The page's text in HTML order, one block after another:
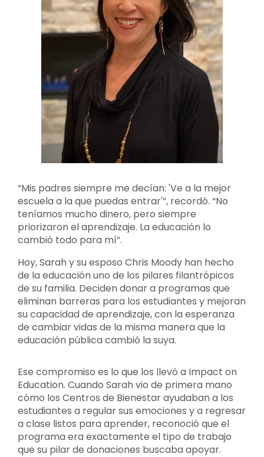
“Mis padres siempre me decían: 'Ve a la mejor
escuela a la que puedas entrar'”, recordó. “No
teníamos mucho dinero, pero siempre
priorizaron el aprendizaje. La educación lo
cambió todo para mí”.
Hoy, Sarah y su esposo Chris Moody han hecho
de la educación uno de los pilares filantrópicos
de su familia. Deciden donar a programas que
eliminan barreras para los estudiantes y mejoran
su capacidad de aprendizaje, con la esperanza
de cambiar vidas de la misma manera que la
educación pública cambió la suya.
Ese compromiso es lo que los llevó a Impact on
Education. Cuando Sarah vio de primera mano
cómo los Centros de Bienestar ayudaban a los
estudiantes a regular sus emociones y a regresar
a clase listos para aprender, reconoció que el
programa era exactamente el tipo de trabajo
que su pilar de donaciones buscaba apoyar.